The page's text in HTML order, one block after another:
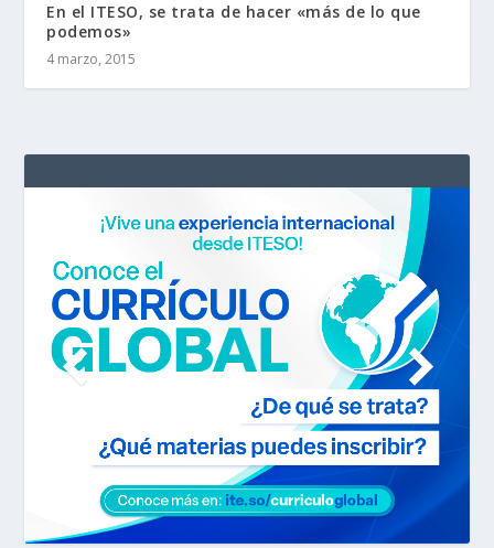
En el ITESO, se trata de hacer «más de lo que
podemos»
4 marzo, 2015